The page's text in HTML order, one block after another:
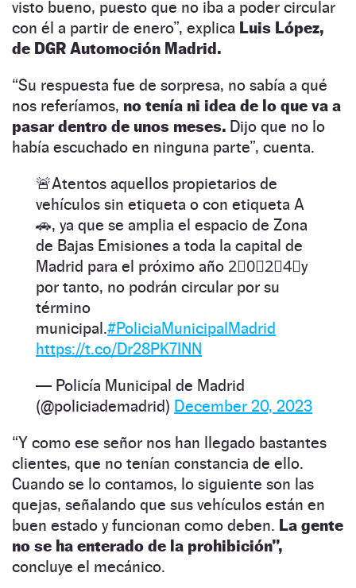
visto bueno, puesto que no iba a poder circular
con él a partir de enero”, explica Luis López,
de DGR Automoción Madrid.
“Su respuesta fue de sorpresa, no sabía a qué
nos referíamos, no tenía ni idea de lo que va a
pasar dentro de unos meses. Dijo que no lo
había escuchado en ninguna parte”, cuenta.
🚨Atentos aquellos propietarios de
vehículos sin etiqueta o con etiqueta A
🚗, ya que se amplia el espacio de Zona
de Bajas Emisiones a toda la capital de
Madrid para el próximo año 2⃣0⃣2⃣4⃣y
por tanto, no podrán circular por su
término
municipal.#PoliciaMunicipalMadrid
https://t.co/Dr28PK7INN
— Policía Municipal de Madrid
(@policiademadrid) December 20, 2023
“Y como ese señor nos han llegado bastantes
clientes, que no tenían constancia de ello.
Cuando se lo contamos, lo siguiente son las
quejas, señalando que sus vehículos están en
buen estado y funcionan como deben. La gente
no se ha enterado de la prohibición”,
concluye el mecánico.